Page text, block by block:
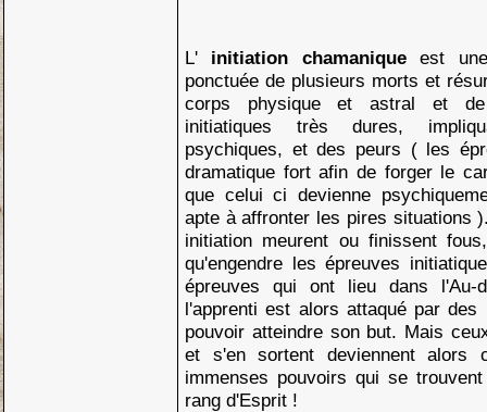
L' initiation chamaniqueest
ponctuée de plusieurs morts et
corps physique et astral et de
initiatiques très dures,
psychiques, et des peurs ( les
dramatique fort afin de forger le
que celui ci devienne
apte à affronter les pires situations
initiation meurent ou finissent
qu'engendre les épreuves
épreuves qui ont lieu dans
l'apprenti est alors attaqué par des
pouvoir atteindre son but. Mais
et s'en sortent deviennent alors
immenses pouvoirs qui se
rang d'Esprit !